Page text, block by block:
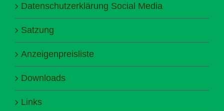
Datenschutzerklärung Social Media
Satzung
Anzeigenpreisliste
Downloads
Links